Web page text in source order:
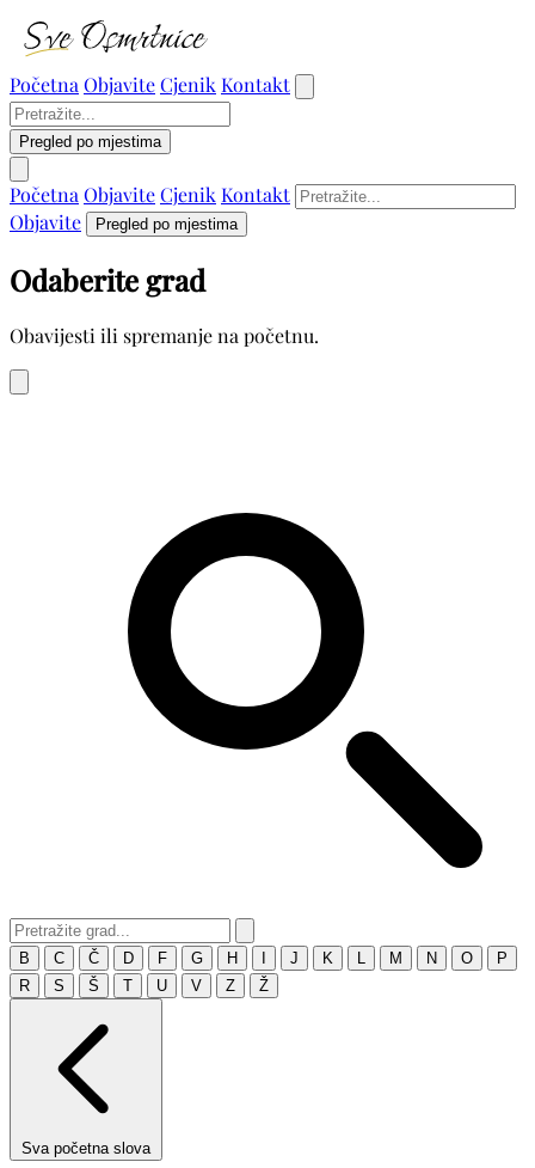
Početna ObjaviteCjenik Kontakt
Pregled po mjestima
Početna ObjaviteCjenik Kontakt
Objavite
Pregled po mjestima
Odaberite grad
Obavijesti ili spremanje na početnu.
B C Č D F G H J K M N O
P
R
S Š T U V Z Ž
Sva početna slova